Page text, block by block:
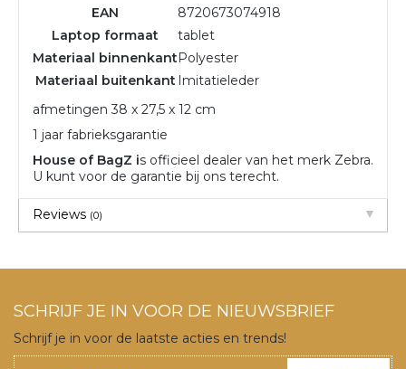
EAN
8720673074918
Laptop formaat
tablet
Materiaal binnenkantPolyester
Materiaal buitenkant Imitatieleder
afmetingen 38 x 27,5 x 12 cm
1 jaar fabrieksgarantie
House of BagZ is officieel dealer van het merk Zebra.
U kunt voor de garantie bij ons terecht.
Reviews (0)
SCHRIJF JE IN VOOR DE NIEUWSBRIEF
Schrijf je in voor de laatste acties en trends!